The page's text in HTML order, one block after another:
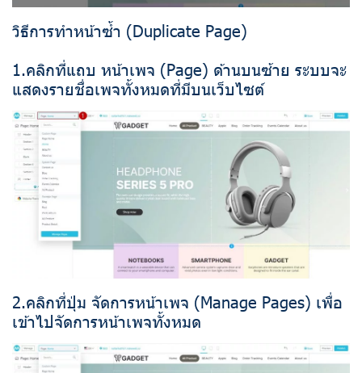
วิธีการทำหน้าซ้ำ (Duplicate Page)
1.คลิกที่แถบ หน้าเพจ (Page) ด้านบนซ้าย ระบบจะ
แสดงรายชื่อเพจทั้งหมดที่มีบนเว็บไซต์
2.คลิกที่ปุ่ม จัดการหน้าเพจ (Manage Pages) เพื่อ
เข้าไปจัดการหน้าเพจทั้งหมด